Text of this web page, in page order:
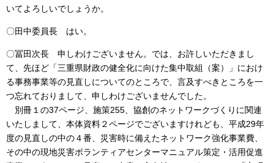
いてよろしいでしょうか。
〇田中委員長 はい。
〇冨田次長 申しわけございません。では、お許しいただきまし
て、先ほど「三重県財政の健全化に向けた集中取組（案）」におけ
る事務事業等の見直しについてのところで、言及すべきところを一
つ忘れておりまして、申しわけございませんでした。
別冊１の37ページ、施策255、協創のネットワークづくりに関連
いたしまして、本体資料２ページでございますけれども、平成29年
度の見直しの中の４番、災害時に備えたネットワーク強化事業費、
その中の現地災害ボランティアセンターマニュアル策定・活用促進